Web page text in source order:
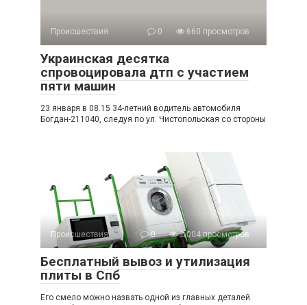
Происшествия 0 660 просмотров
Украинская десятка
спровоцировала дтп с участием
пяти машин
23 января в 08.15 34-летний водитель автомобиля
Богдан-211040, следуя по ул. Чистопольская со стороны
Происшествия 0 2 004 просмотров
Бесплатный вывоз и утилизация
плиты в Спб
Его смело можно назвать одной из главных деталей